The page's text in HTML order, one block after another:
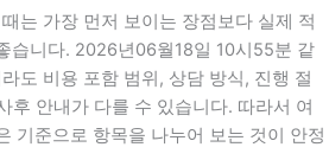
는 가장 먼저 보이는 장점보다 실제 적
습니다. 2026년06월18일 10시55분 같
도 비용 포함 범위, 상담 방식, 진행 절
후 안내가 다를 수 있습니다. 따라서 여
기준으로 항목을 나누어 보는 것이 안정